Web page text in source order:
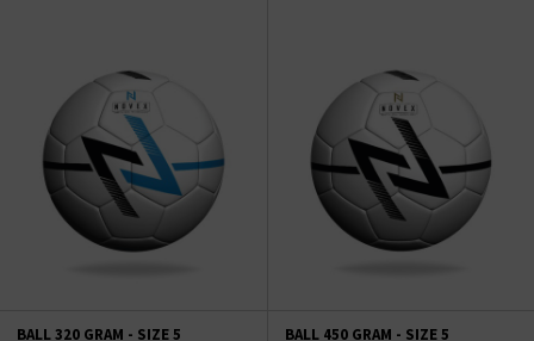
BALL 320 GRAM - SIZE 5
BALL 450 GRAM - SIZE 5